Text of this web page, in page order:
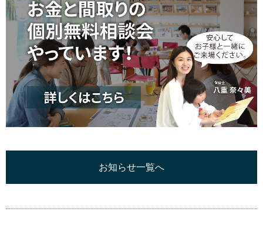
お知らせ一覧へ